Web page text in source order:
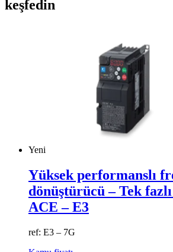
keşfedin
Yeni
Yüksek performanslı
dönüştürücü – Tek
ACE – E3
ref: E3 – 7G